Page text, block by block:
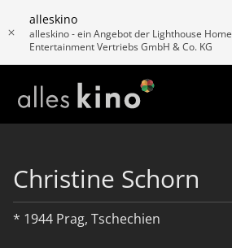
alleskino
alleskino - ein Angebot der Lighthouse Home
Entertainment Vertriebs GmbH & Co. KG
Christine Schorn
* 1944 Prag, Tschechien